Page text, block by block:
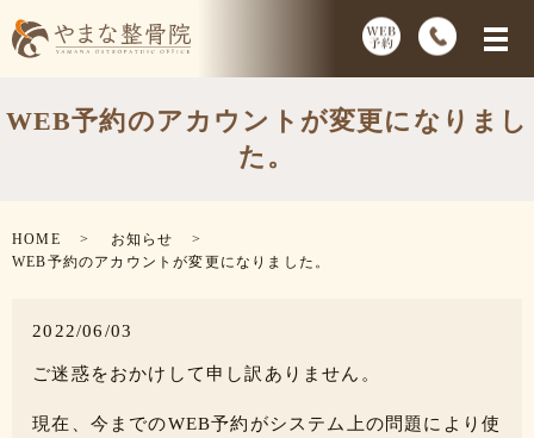
WEB予約のアカウントが変更になりまし
た。
HOME
お知らせ
WEB予約のアカウントが変更になりました。
2022/06/03
ご迷惑をおかけして申し訳ありません。
現在、今までのWEB予約がシステム上の問題により使